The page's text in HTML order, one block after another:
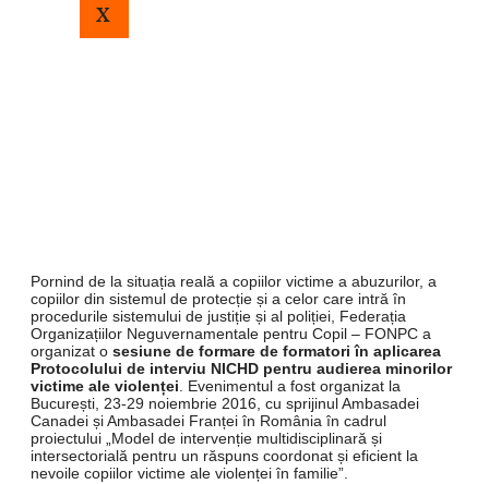
X
Pornind de la situația reală a copiilor victime a abuzurilor, a
copiilor din sistemul de protecție și a celor care intră în
procedurile sistemului de justiție și al poliției, Federația
Organizațiilor Neguvernamentale pentru Copil – FONPC a
organizat o sesiune de formare de formatori în aplicarea
Protocolului de interviu NICHD pentru audierea minorilor
victime ale violenței. Evenimentul a fost organizat la
București, 23-29 noiembrie 2016, cu sprijinul Ambasadei
Canadei și Ambasadei Franței în România în cadrul
proiectului „Model de intervenție multidisciplinară și
intersectorială pentru un răspuns coordonat și eficient la
nevoile copiilor victime ale violenței în familie”.